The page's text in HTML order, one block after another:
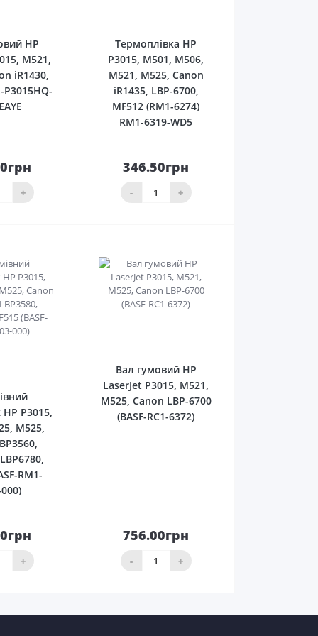
HP
M521,
iR1430,
P3015HQ-
+
До
Термоплівка HP
P3015, M501, M506,
M521, M525, Canon
iR1435, LBP-6700,
MF512 (RM1-6274)
RM1-6319-WD5
346.50грн
- +
До
кошика
P3015,
M525,
RM1-
+
До
Вал гумовий HP
LaserJet P3015, M521,
M525, Canon LBP-6700
(BASF-RC1-6372)
756.00грн
- +
До
кошика